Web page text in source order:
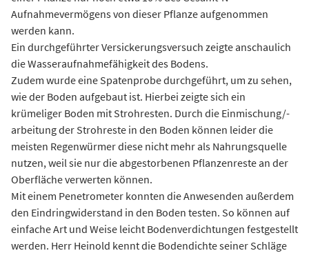
Aufnahmevermögens von dieser Pflanze aufgenommen
werden kann.
Ein durchgeführter Versickerungsversuch zeigte anschaulich
die Wasseraufnahmefähigkeit des Bodens.
Zudem wurde eine Spatenprobe durchgeführt, um zu sehen,
wie der Boden aufgebaut ist. Hierbei zeigte sich ein
krümeliger Boden mit Strohresten. Durch die Einmischung/-
arbeitung der Strohreste in den Boden können leider die
meisten Regenwürmer diese nicht mehr als Nahrungsquelle
nutzen, weil sie nur die abgestorbenen Pflanzenreste an der
Oberfläche verwerten können.
Mit einem Penetrometer konnten die Anwesenden außerdem
den Eindringwiderstand in den Boden testen. So können auf
einfache Art und Weise leicht Bodenverdichtungen festgestellt
werden. Herr Heinold kennt die Bodendichte seiner Schläge